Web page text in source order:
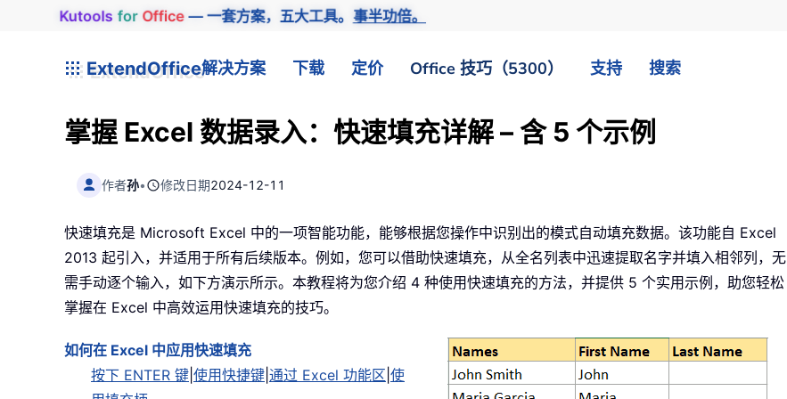
Kutools for Office— 一套方案，五大工具。 事半功倍。
ExtendOffice解决方案 下载 定价 Office 技巧（5300） 支持 搜索
掌握 Excel 数据录入：快速填充详解 – 含 5 个示例
作者孙• 修改日期2024-12-11
快速填充是 Microsoft Excel 中的一项智能功能，能够根据您操作中识别出的模式自动填充数据。该功能自 Excel
2013 起引入，并适用于所有后续版本。例如，您可以借助快速填充，从全名列表中迅速提取名字并填入相邻列，无
需手动逐个输入，如下方演示所示。本教程将为您介绍 4 种使用快速填充的方法，并提供 5 个实用示例，助您轻松
掌握在 Excel 中高效运用快速填充的技巧。
如何在 Excel 中应用快速填充
按下 ENTER 键 使用快捷键 通过 Excel 功能区 使